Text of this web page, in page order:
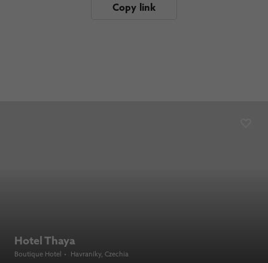
Copy link
Hotel Thaya
Boutique Hotel • Havraníky, Czechia